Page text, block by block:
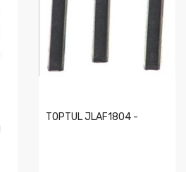
TOPTUL JLAF1804 -